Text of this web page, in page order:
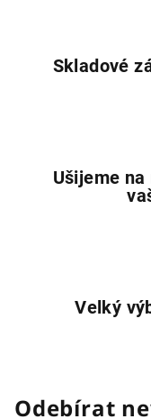
Skladové
Ušijeme
Velký
Odebírat